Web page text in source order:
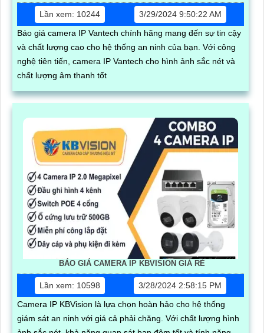
Lần xem: 10244
3/29/2024 9:50:22 AM
Báo giá camera IP Vantech chính hãng mang đến sự tin cậy
và chất lượng cao cho hệ thống an ninh của bạn. Với công
nghệ tiên tiến, camera IP Vantech cho hình ảnh sắc nét và
chất lượng âm thanh tốt
BÁO GIÁ CAMERA IP KBVISION GIÁ RÈ
Lần xem: 10598
3/28/2024 2:58:15 PM
Camera IP KBVision là lựa chọn hoàn hảo cho hệ thống
giám sát an ninh với giá cả phải chăng. Với chất lượng hình